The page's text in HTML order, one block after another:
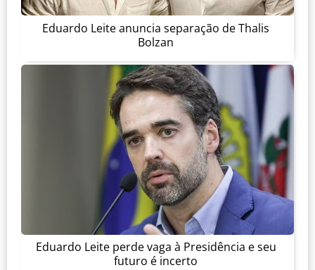
Eduardo Leite anuncia separação de Thalis
Bolzan
Eduardo Leite perde vaga à Presidência e seu
futuro é incerto